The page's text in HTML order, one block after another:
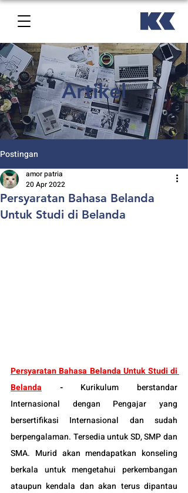
Artikel
Postingan
Persyaratan Bahasa Belanda
Untuk Studi di Belanda
amor patria
20 Apr 2022
Persyaratan Bahasa Belanda Untuk Studi di
Belanda -
Kurikulum berstandar
Internasional dengan Pengajar yang
bersertifikasi Internasional dan sudah
berpengalaman. Tersedia untuk SD, SMP dan
SMA. Murid akan mendapatkan konseling
berkala untuk mengetahui perkembangan
ataupun kendala dan akan terus dipantau